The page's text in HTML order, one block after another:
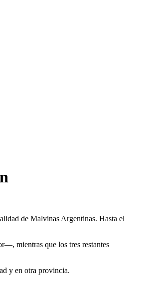
de Malvinas Argentinas. Hasta el
mientras que los tres restantes
y en otra provincia.